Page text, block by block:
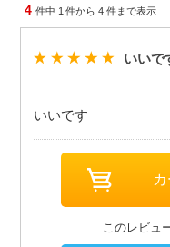
4 件中 1 件から 4 件まで表示
いいで
いいです
このレビュ